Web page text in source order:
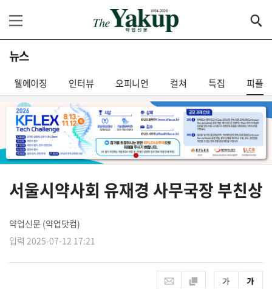
뉴스
웰에이징 인터뷰 오피니언 컬쳐 특집 피플
서울시약사회 유재경 사무국장 부친상
약업신문 (약업닷컴)
입력 2025-07-12 17:21